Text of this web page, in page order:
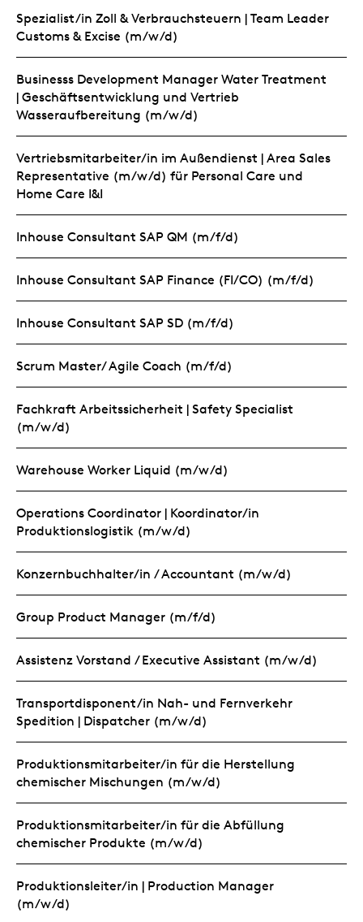
Spezialist/in Zoll & Verbrauchsteuern | Team Leader
Customs & Excise (m/w/d)
Businesss Development Manager Water Treatment
| Geschäftsentwicklung und Vertrieb
Wasseraufbereitung (m/w/d)
Vertriebsmitarbeiter/in im Außendienst | Area Sales
Representative (m/w/d) für Personal Care und
Home Care I&I
Inhouse Consultant SAP QM (m/f/d)
Inhouse Consultant SAP Finance (FI/CO) (m/f/d)
Inhouse Consultant SAP SD (m/f/d)
Scrum Master/ Agile Coach (m/f/d)
Fachkraft Arbeitssicherheit | Safety Specialist
(m/w/d)
Warehouse Worker Liquid (m/w/d)
Operations Coordinator | Koordinator/in
Produktionslogistik (m/w/d)
Konzernbuchhalter/in / Accountant (m/w/d)
Group Product Manager (m/f/d)
Assistenz Vorstand / Executive Assistant (m/w/d)
Transportdisponent/in Nah- und Fernverkehr
Spedition | Dispatcher (m/w/d)
Produktionsmitarbeiter/in für die Herstellung
chemischer Mischungen (m/w/d)
Produktionsmitarbeiter/in für die Abfüllung
chemischer Produkte (m/w/d)
Produktionsleiter/in | Production Manager
(m/w/d)